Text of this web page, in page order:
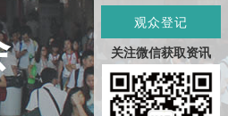
观众登记
关注微信获取资讯